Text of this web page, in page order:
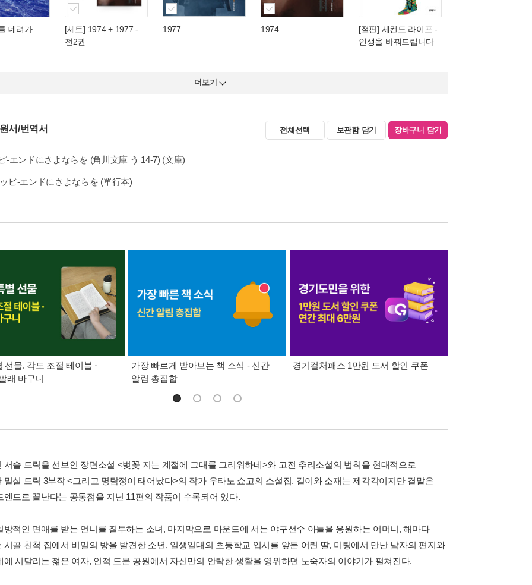
데려가
[세트] 1974 + 1977 -
전2권
1977 1974 [절판] 세컨드 라이프 -
인생을 바꿔드립니다
더보기
서/번역서 전체선택 보관함 담기 장바구니 담기
-エンドにさよならを (角川文庫 う 14-7) (文庫)
ピ-エンドにさよならを (單行本)
선물. 각도 조절 테이블 ·
래 바구니
가장 빠르게 받아보는 책 소식 - 신간
알림 총집합
경기컬처패스 1만원 도서 할인 쿠폰
서술 트릭을 선보인 장편소설 <벚꽃 지는 계절에 그대를 그리워하네>와 고전 추리소설의 법칙을 현대적으로
밀실 트릭 3부작 <그리고 명탐정이 태어났다>의 작가 우타노 쇼고의 소설집. 길이와 소재는 제각각이지만 결말은
엔드로 끝난다는 공통점을 지닌 11편의 작품이 수록되어 있다.
방적인 편애를 받는 언니를 질투하는 소녀, 마지막으로 마운드에 서는 야구선수 아들을 응원하는 어머니, 해마다
시골 친척 집에서 비밀의 방을 발견한 소년, 일생일대의 초등학교 입시를 앞둔 어린 딸, 미팅에서 만난 남자의 편지와
에 시달리는 젊은 여자, 인적 드문 공원에서 자신만의 안락한 생활을 영위하던 노숙자의 이야기가 펼쳐진다.